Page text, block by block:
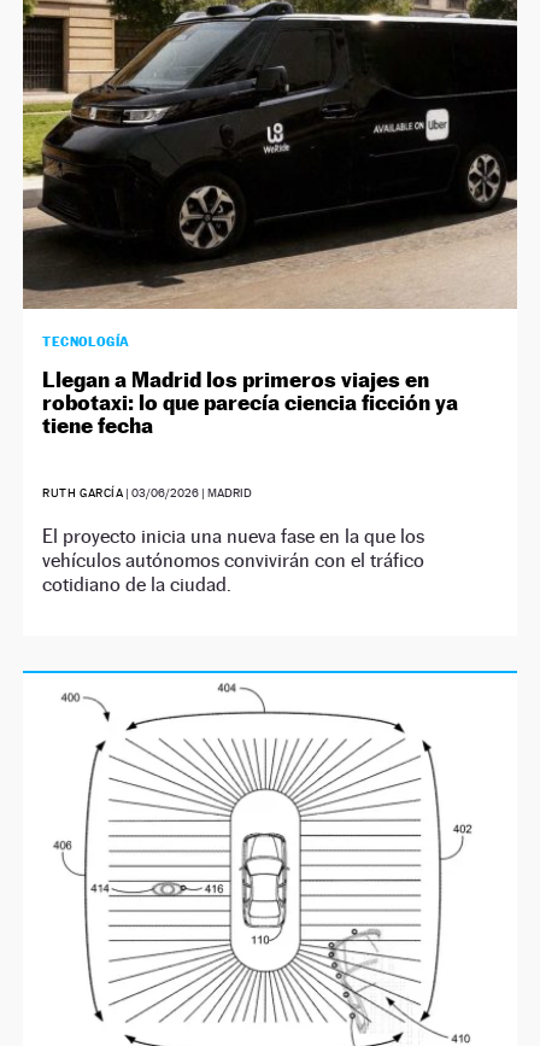
NEWSLETTER
SÍGUENOS
TECNOLOGÍA
Llegan a Madrid los primeros viajes en
robotaxi: lo que parecía ciencia ficción ya
tiene fecha
RUTH GARCÍA |03/06/2026 | MADRID
El proyecto inicia una nueva fase en la que los
vehículos autónomos convivirán con el tráfico
cotidiano de la ciudad.